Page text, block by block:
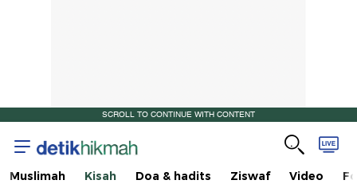
SCROLL TO CONTINUE WITH CONTENT
Muslimah Kisah Doa & hadits Ziswaf Video